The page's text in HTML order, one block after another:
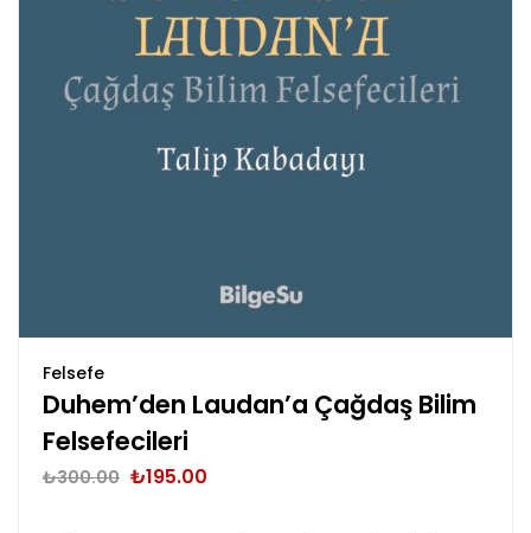
Felsefe
Duhem’den Laudan’a Çağdaş Bilim
Felsefecileri
₺300.00 ₺195.00